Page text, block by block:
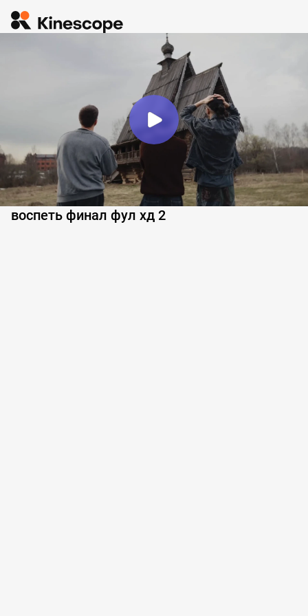
воспеть финал фул хд 2